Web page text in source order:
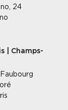
24
| Champs-